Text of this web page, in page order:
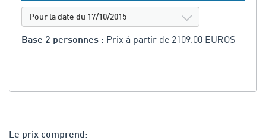
Pour la date du 17/10/2015
Base 2 personnes : Prix à partir de 2109.00 EUROS
Le prix comprend: